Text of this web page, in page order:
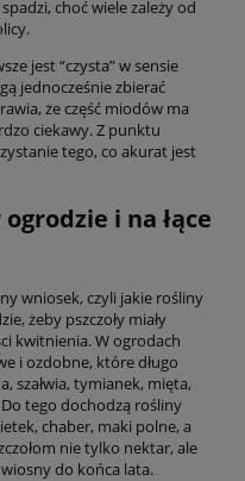
choć wiele zależy od
jest “czysta” w sensie
jednocześnie zbierać
że część miodów ma
ciekawy. Z punktu
tego, co akurat jest
i na łące
wniosek, czyli jakie rośliny
żeby pszczoły miały
kwitnienia. W ogrodach
i ozdobne, które długo
szałwia, tymianek, mięta,
tego dochodzą rośliny
chaber, maki polne, a
nie tylko nektar, ale
do końca lata.